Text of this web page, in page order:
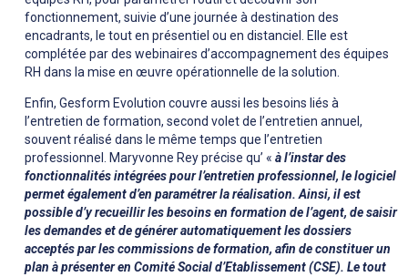
fonctionnement, suivie d’une journée à destination des
encadrants, le tout en présentiel ou en distanciel. Elle est
complétée par des webinaires d’accompagnement des équipes
RH dans la mise en œuvre opérationnelle de la solution.
Enfin, Gesform Evolution couvre aussi les besoins liés à
l’entretien de formation, second volet de l’entretien annuel,
souvent réalisé dans le même temps que l’entretien
professionnel. Maryvonne Rey précise qu’ « à l’instar des
fonctionnalités intégrées pour l’entretien professionnel, le logiciel
permet également d’en paramétrer la réalisation. Ainsi, il est
possible d’y recueillir les besoins en formation de l’agent, de saisir
les demandes et de générer automatiquement les dossiers
acceptés par les commissions de formation, afin de constituer un
plan à présenter en Comité Social d’Etablissement (CSE). Le tout